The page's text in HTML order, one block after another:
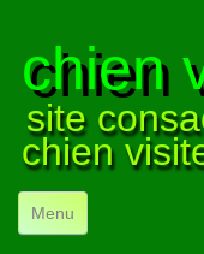
chien
site
chien
Menu